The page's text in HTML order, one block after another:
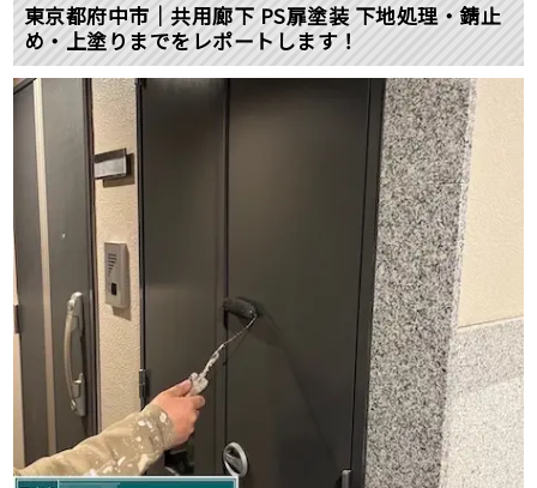
東京都府中市｜共用廊下 PS扉塗装 下地処理・錆止
め・上塗りまでをレポートします！